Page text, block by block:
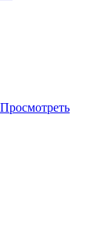
Просмотреть